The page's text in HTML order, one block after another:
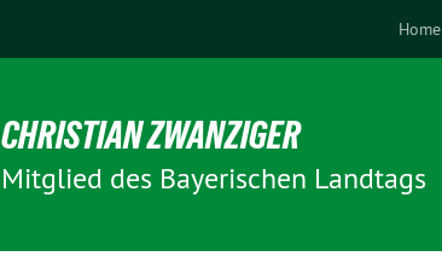
Home
CHRISTIAN ZWANZIGER
Mitglied des Bayerischen Landtags